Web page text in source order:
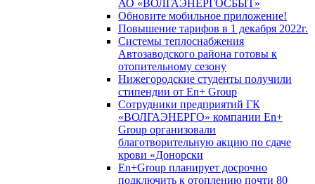
АО «ВОЛГАЭНЕРГОСБЫТ»
Обновите мобильное приложение!
Повышение тарифов в 1 декабря 2022г.
Системы теплоснабжения
Автозаводского района готовы к
отопительному сезону
Нижегородские студенты получили
стипендии от En+ Group
Сотрудники предприятий ГК
«ВОЛГАЭНЕРГО» компании En+
Group организовали
благотворительную акцию по сдаче
крови «Донорски
En+Group планирует досрочно
подключить к отоплению почти 80